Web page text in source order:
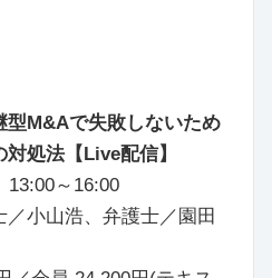
M&Aで失敗しないため
処法【Live配信】
13:00～16:00
小山浩、弁護士／園田